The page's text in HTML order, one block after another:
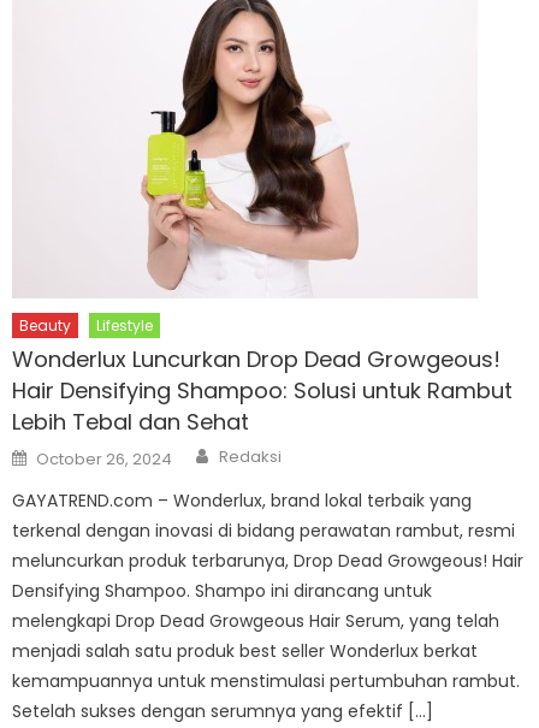
Beauty Lifestyle
Wonderlux Luncurkan Drop Dead Growgeous!
Hair Densifying Shampoo: Solusi untuk Rambut
Lebih Tebal dan Sehat
Posted
on
October 26, 2024 Author
Redaksi
GAYATREND.com – Wonderlux, brand lokal terbaik yang
terkenal dengan inovasi di bidang perawatan rambut, resmi
meluncurkan produk terbarunya, Drop Dead Growgeous! Hair
Densifying Shampoo. Shampo ini dirancang untuk
melengkapi Drop Dead Growgeous Hair Serum, yang telah
menjadi salah satu produk best seller Wonderlux berkat
kemampuannya untuk menstimulasi pertumbuhan rambut.
Setelah sukses dengan serumnya yang efektif […]